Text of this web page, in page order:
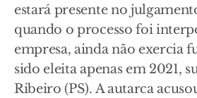
estará presente no
quando o processo foi
empresa, ainda não exercia
sido eleita apenas em 2021,
Ribeiro (PS). A autarca